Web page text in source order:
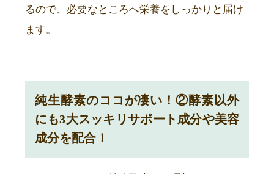
るので、必要なところへ栄養をしっかりと届け
ます。
純生酵素のココが凄い！②酵素以外
にも3大スッキリサポート成分や美容
成分を配合！